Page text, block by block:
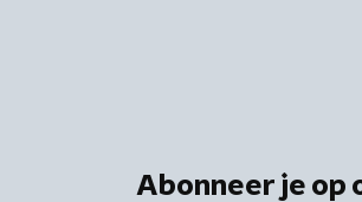
Abonneer je op